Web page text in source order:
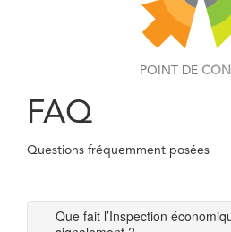
POINT DE
FAQ
Questions fréquemment posées
Que fait l’Inspection